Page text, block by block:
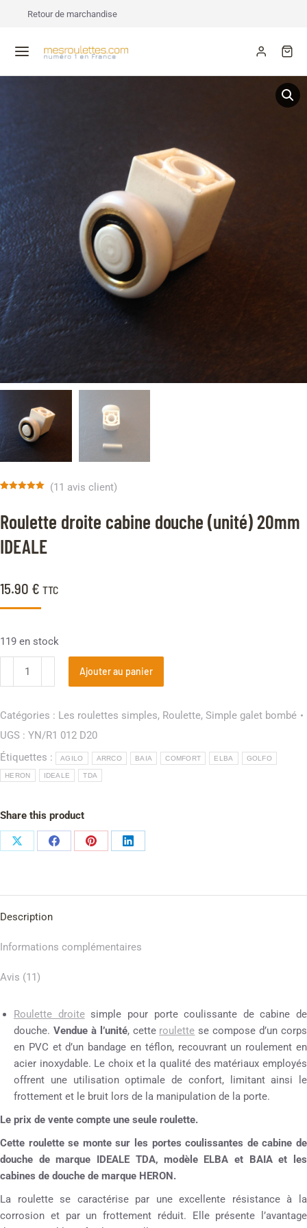
Retour de marchandise
Roulette droite cabine douche (unité) 20mm
IDEALE
15.90 € TTC
sur
notations
(11 avis client)
119 en stock
Ajouter au panier
Catégories : Les roulettes simples, Roulette, Simple galet bombé
UGS : YN/R1 012 D20
Étiquettes :
AGILO ARRCO BAIA COMFORT ELBA GOLFO
HERON IDEALE TDA
Share this product
Description
Informations complémentaires
Avis (11)
Roulette droitesimple pour porte coulissante de cabine de
douche. Vendue à l’unité, cette roulette se compose d’un corps
en PVC et d’un bandage en téflon, recouvrant un roulement en
acier inoxydable. Le choix et la qualité des matériaux employés
offrent une utilisation optimale de confort, limitant ainsi le
frottement et le bruit lors de la manipulation de la porte.
Le prix de vente compte une seule roulette.
Cette roulette se monte sur les portes coulissantes de cabine de
douche de marque IDEALE TDA, modèle ELBA et BAIA et les
cabines de douche de marque HERON.
La roulette se caractérise par une excellente résistance à la
corrosion et par un frottement réduit. Elle présente l’avantage